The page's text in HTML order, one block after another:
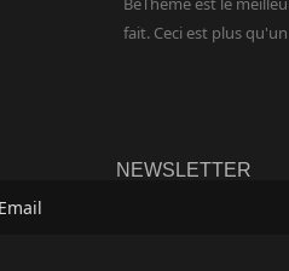
fait. Ceci est plus
NEWSLETTER